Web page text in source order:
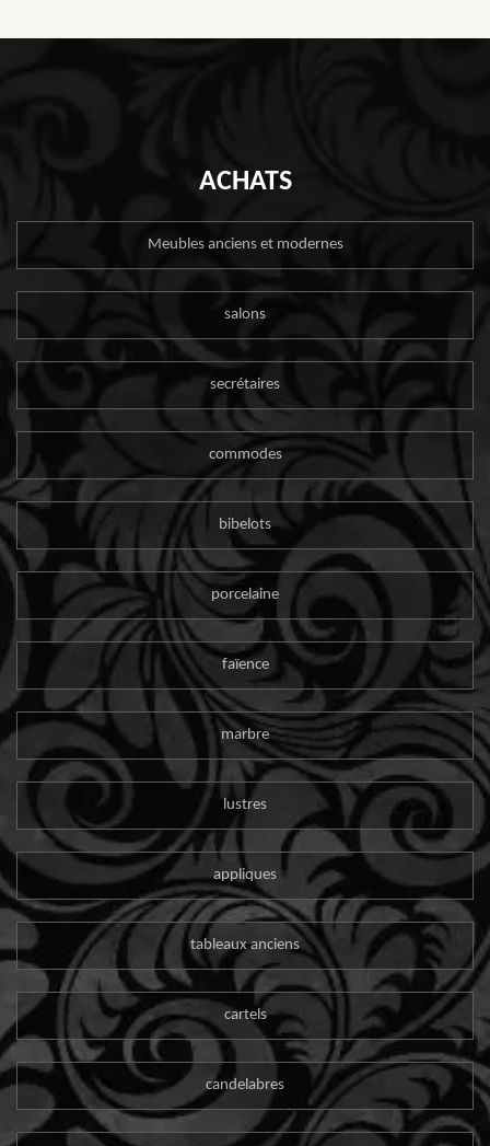
ACHATS
Meubles anciens et modernes
salons
secrétaires
commodes
bibelots
porcelaine
faïence
marbre
lustres
appliques
tableaux anciens
cartels
candelabres